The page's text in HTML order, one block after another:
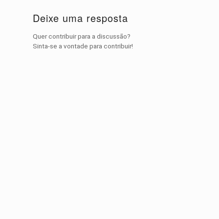
Deixe uma resposta
Quer contribuir para a discussão?
Sinta-se a vontade para contribuir!